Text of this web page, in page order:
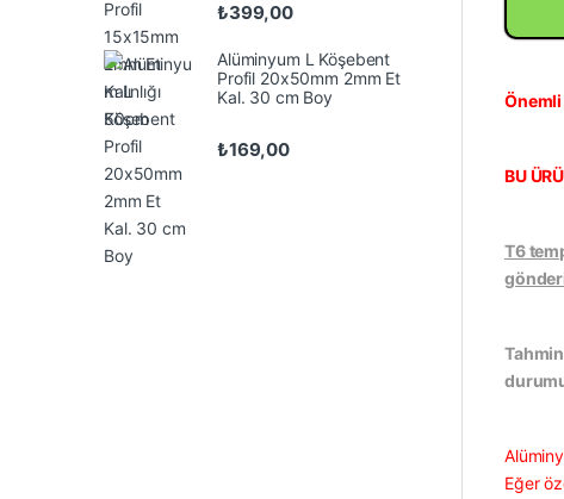
BU
T6
Eğer
₺399,00
Alüminyum L Köşebent
Profil 20x50mm 2mm Et
Kal. 30 cm Boy
₺169,00